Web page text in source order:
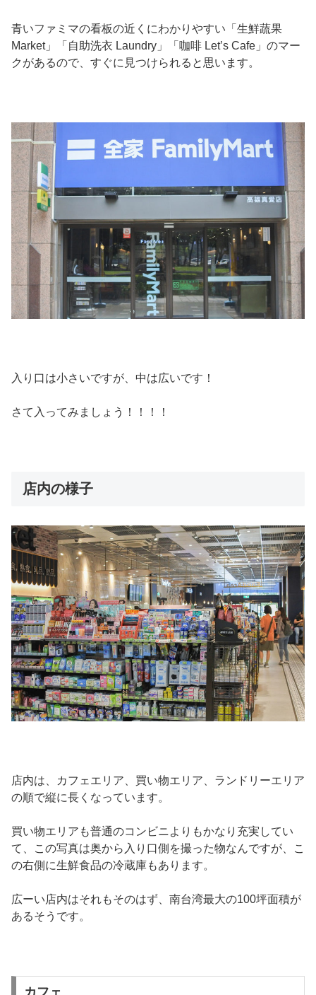
青いファミマの看板の近くにわかりやすい「生鮮蔬果
Market」「自助洗衣 Laundry」「咖啡 Let’s Cafe」のマー
クがあるので、すぐに見つけられると思います。
入り口は小さいですが、中は広いです！
さて入ってみましょう！！！！
店内の様子
店内は、カフェエリア、買い物エリア、ランドリーエリア
の順で縦に長くなっています。
買い物エリアも普通のコンビニよりもかなり充実してい
て、この写真は奥から入り口側を撮った物なんですが、こ
の右側に生鮮食品の冷蔵庫もあります。
広ーい店内はそれもそのはず、南台湾最大の100坪面積が
あるそうです。
カフェ